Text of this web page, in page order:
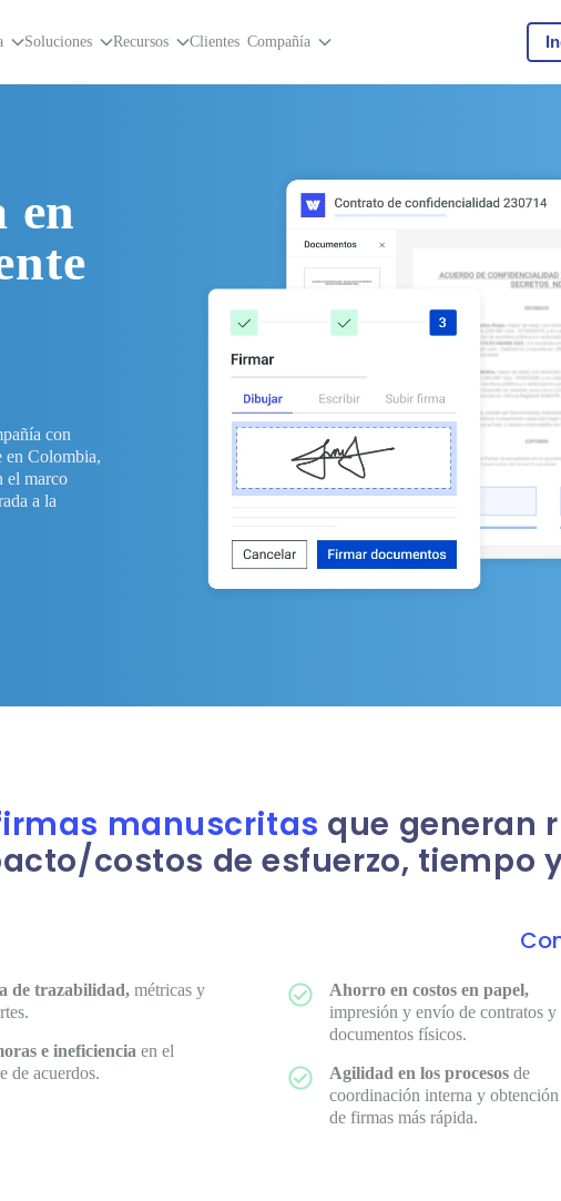
Soluciones Recursos Clientes Compañía
en
con
en Colombia,
el marco
a la
manuscritas que generan
costos de esfuerzo, tiempo
de trazabilidad,métricas y
e ineficiencia en el
de acuerdos.
Ahorro en costos en papel,
impresión y envío de contratos y
documentos físicos.
Agilidad en los procesosde
coordinación interna y obtención
de firmas más rápida.